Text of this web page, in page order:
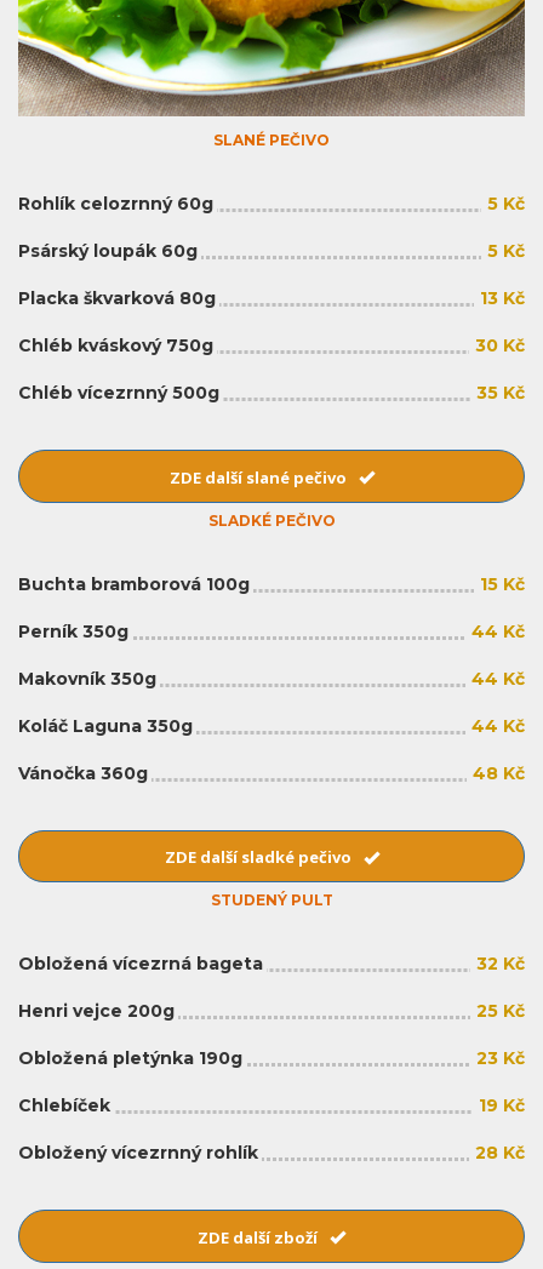
SLANÉ PEČIVO
Rohlík celozrnný 60g 5 Kč
Psárský loupák 60g 5 Kč
Placka škvarková 80g 13 Kč
Chléb kváskový 750g 30 Kč
Chléb vícezrnný 500g 35 Kč
ZDE další slané pečivo
SLADKÉ PEČIVO
Buchta bramborová 100g 15 Kč
Perník 350g 44 Kč
Makovník 350g 44 Kč
Koláč Laguna 350g 44 Kč
Vánočka 360g 48 Kč
ZDE další sladké pečivo
STUDENÝ PULT
Obložená vícezrná bageta 32 Kč
Henri vejce 200g 25 Kč
Obložená pletýnka 190g 23 Kč
Chlebíček 19 Kč
Obložený vícezrnný rohlík 28 Kč
ZDE další zboží